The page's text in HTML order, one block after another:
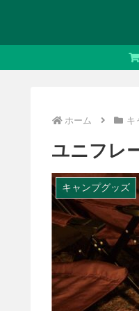
ホーム キ
ユニフレ
キャンプグッズ